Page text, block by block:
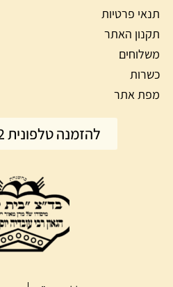
תנאי פרטיות
תקנון האתר
משלוחים
כשרות
מפת אתר
להזמנה טלפונית 03-3811112